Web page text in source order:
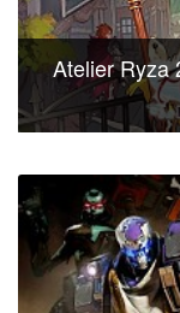
Atelier Ryza